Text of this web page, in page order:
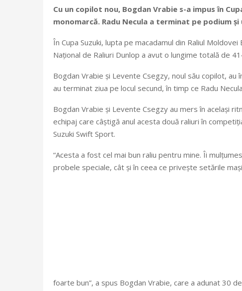
Cu un copilot nou, Bogdan Vrabie s-a impus în
monomarcă. Radu Necula a terminat pe podium
În Cupa Suzuki, lupta pe macadamul din Raliul
Național de Raliuri Dunlop a avut o lungime totală de
Bogdan Vrabie și Levente Csegzy, noul său copilot,
au terminat ziua pe locul secund, în timp ce Radu
Bogdan Vrabie și Levente Csegzy au mers în același
echipaj care câștigă anul acesta două raliuri în
Suzuki Swift Sport.
“Acesta a fost cel mai bun raliu pentru mine. Îi
probele speciale, cât și în ceea ce privește setările
foarte bun”, a spus Bogdan Vrabie, care a adunat 30